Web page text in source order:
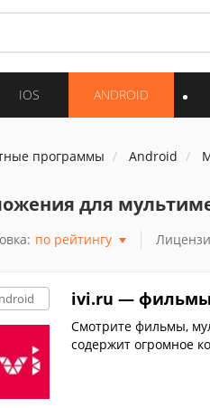
IOS ANDROID
программы Android
для
по рейтингу
ivi.ru — фильмы
Смотрите фильмы,
содержит огромное